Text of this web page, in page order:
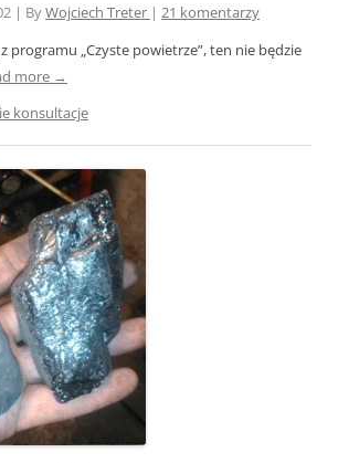
| ByWojciech Treter | 21 komentarzy
programu „Czyste powietrze”, ten nie będzie
more →
konsultacje